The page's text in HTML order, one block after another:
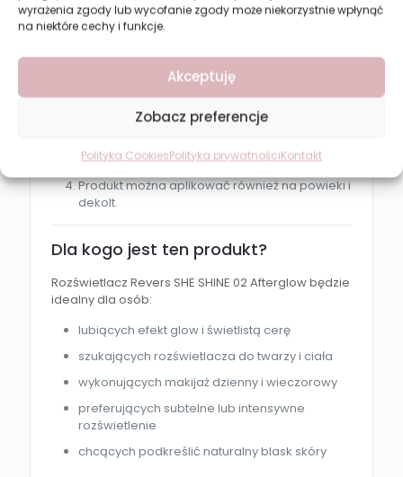
wyrażenia zgody lub wycofanie zgody może niekorzystnie wpłynąć
na niektóre cechy i funkcje.
Akceptuję
Zobacz preferencje
Polityka CookiesPolityka prywatnościKontakt
Jak używać rozświetlacza?
Nałóż rozświetlacz pędzlem lub palcem.
Aplikuj produkt na kości policzkowe, łuk
brwiowy, nos lub łuk kupidyna.
uzyskania wielowymiarowego efektu.
Produkt można aplikować również na powieki i
dekolt.
Dla kogo jest ten produkt?
Rozświetlacz Revers SHE SHINE 02 Afterglow będzie
idealny dla osób:
lubiących efekt glow i świetlistą cerę
szukających rozświetlacza do twarzy i ciała
wykonujących makijaż dzienny i wieczorowy
preferujących subtelne lub intensywne
rozświetlenie
chcących podkreślić naturalny blask skóry